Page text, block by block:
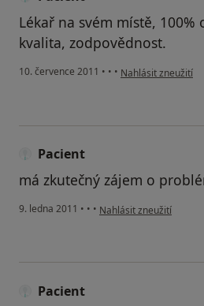
Lékař na svém místě, 100%
kvalita, zodpovědnost.
10. července 2011 • • • podle názoru
Nahlásit zneužití
Pacient
má zkutečný zájem o
9. ledna 2011 • • • podle názoru uživatele
Nahlásit zneužití
Pacient